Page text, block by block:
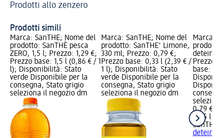
Prodotti allo zenzero
Prodotti simili
Marca: SanTHÈ; Nome del
prodotto: SanTHÈ pesca
ZERO, 1,5 l; Prezzo: 1,29 €;
Prezzo base: 1,5 l (0,86 € / 1
l); Disponibilità: Stato
verde Disponibile per la
consegna, Stato grigio
seleziona il negozio dm
Marca: SanTHÈ; Nome del
prodotto: SanTHE' Limone,
330 ml; Prezzo: 0,79 €;
Prezzo base: 0,33 l (2,39 € /
1 l); Disponibilità: Stato
verde Disponibile per la
consegna, Stato grigio
seleziona il negozio dm
Marca:
Prezzo:
base:
0,79 €
0,25 l
SanTHÈ